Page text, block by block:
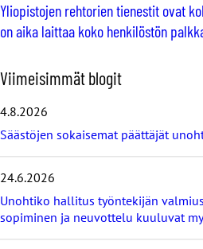
Yliopistojen rehtorien tienestit ovat
on aika laittaa koko henkilöstön
O
h
a
v
i
i
m
e
Viimeisimmät blogit
4.8.2026
Säästöjen sokaisemat päättäjät
24.6.2026
Unohtiko hallitus työntekijän
sopiminen ja neuvottelu kuuluvat